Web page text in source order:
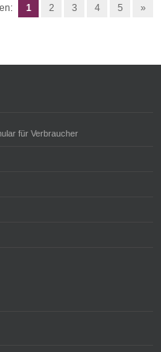
1 2 3 4 5 »
für Verbraucher